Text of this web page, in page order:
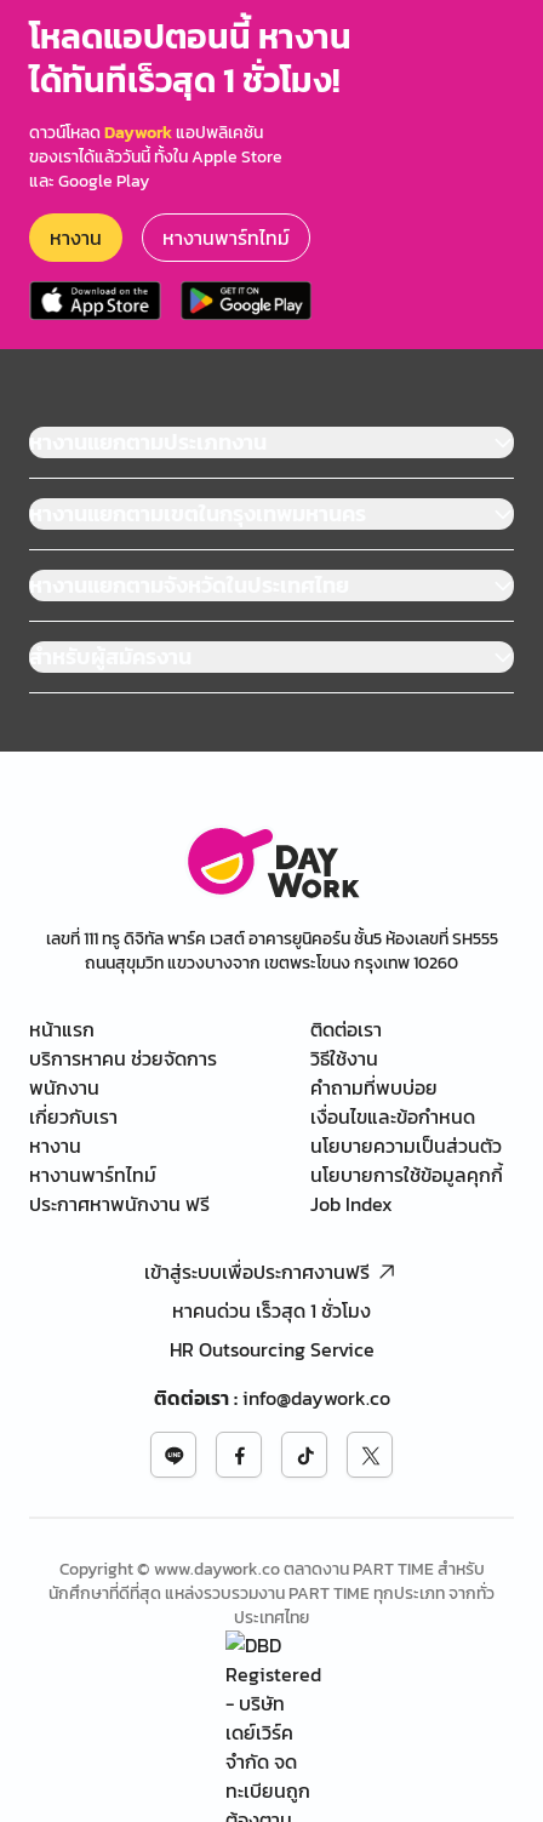
โหลดแอปตอนนี้ หางาน
ได้ทันทีเร็วสุด 1 ชั่วโมง!
ดาวน์โหลดDayworkแอปพลิเคชัน
ของเราได้แล้ววันนี้ ทั้งใน Apple Store
และ Google Play
หางาน หางานพาร์ทไทม์
หางานแยกตามประเภทงาน
หางานแยกตามเขตในกรุงเทพมหานคร
หางานแยกตามจังหวัดในประเทศไทย
สำหรับผู้สมัครงาน
เลขที่ 111 ทรู ดิจิทัล พาร์ค เวสต์ อาคารยูนิคอร์น ชั้น5 ห้องเลขที่ SH555
ถนนสุขุมวิท แขวงบางจาก เขตพระโขนง กรุงเทพ 10260
หน้าแรก
บริการหาคน ช่วยจัดการ
พนักงาน
เกี่ยวกับเรา
หางาน
หางานพาร์ทไทม์
ประกาศหาพนักงาน ฟรี
ติดต่อเรา
วิธีใช้งาน
คำถามที่พบบ่อย
เงื่อนไขและข้อกำหนด
นโยบายความเป็นส่วนตัว
นโยบายการใช้ข้อมูลคุกกี้
Job Index
เข้าสู่ระบบเพื่อประกาศงานฟรี
หาคนด่วน เร็วสุด 1 ชั่วโมง
HR Outsourcing Service
ติดต่อเรา:info@daywork.co
Copyright © www.daywork.co ตลาดงาน PART TIME สำหรับ
นักศึกษาที่ดีที่สุด แหล่งรวบรวมงาน PART TIME ทุกประเภท จากทั่ว
ประเทศไทย